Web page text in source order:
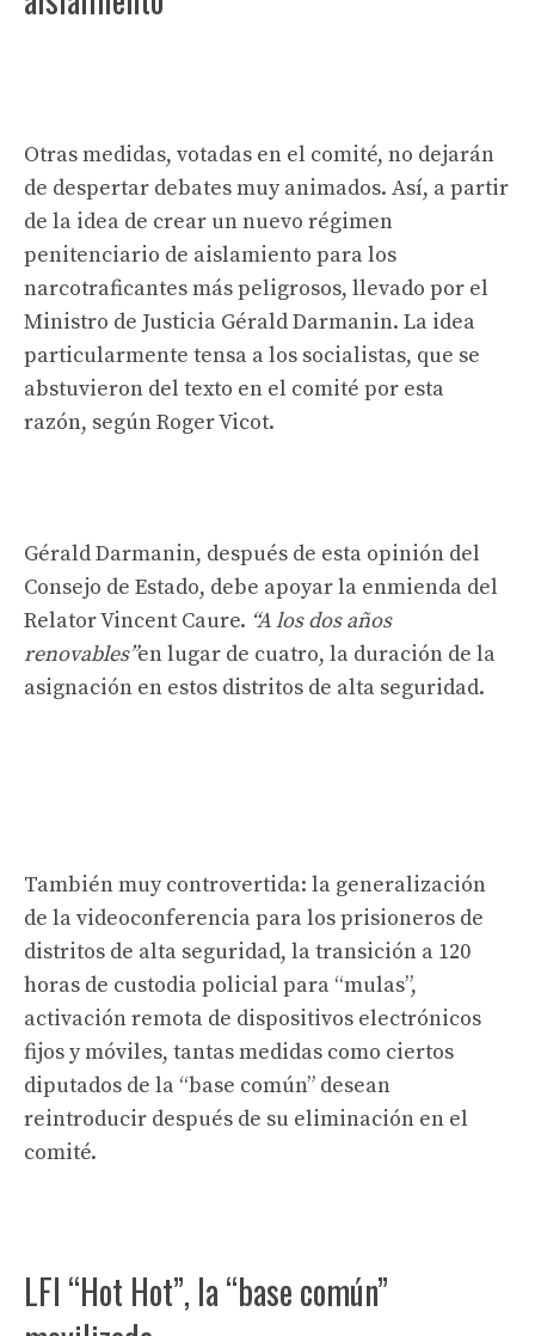
Otras medidas, votadas en el comité, no dejarán
de despertar debates muy animados. Así, a partir
de la idea de crear un nuevo régimen
penitenciario de aislamiento para los
narcotraficantes más peligrosos, llevado por el
Ministro de Justicia Gérald Darmanin. La idea
particularmente tensa a los socialistas, que se
abstuvieron del texto en el comité por esta
razón, según Roger Vicot.
Gérald Darmanin, después de esta opinión del
Consejo de Estado, debe apoyar la enmienda del
Relator Vincent Caure. “A los dos años
renovables”en lugar de cuatro, la duración de la
asignación en estos distritos de alta seguridad.
También muy controvertida: la generalización
de la videoconferencia para los prisioneros de
distritos de alta seguridad, la transición a 120
horas de custodia policial para “mulas”,
activación remota de dispositivos electrónicos
fijos y móviles, tantas medidas como ciertos
diputados de la “base común” desean
reintroducir después de su eliminación en el
comité.
LFI “Hot Hot”, la “base común”